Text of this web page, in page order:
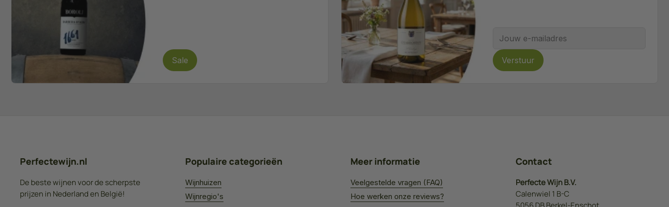
Sale Verstuur
Perfectewijn.nl
De beste wijnen voor de scherpste
prijzen in Nederland en België!
Populaire categorieën
Wijnhuizen
Wijnregio's
Meer informatie
Veelgestelde vragen (FAQ)
Hoe werken onze reviews?
Contact
Perfecte Wijn B.V.
Calenwiel 1 B-C